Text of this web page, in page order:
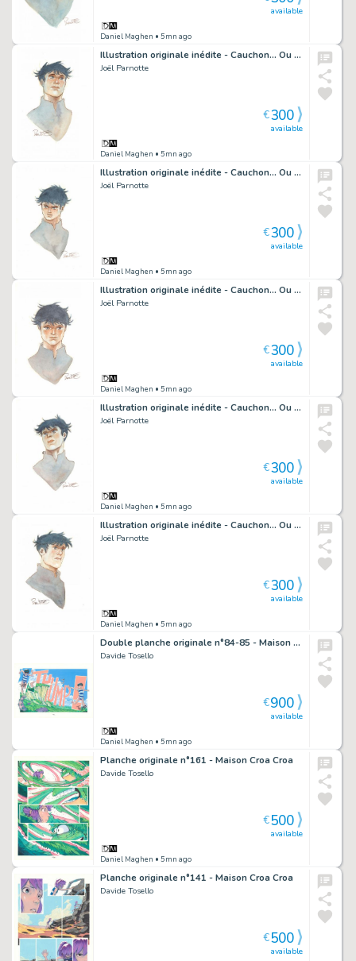
Daniel Maghen • 5mn ago
available
Illustration originale inédite - Cauchon... Ou l'homme qui tua Jeanne d'Arc
Joël Parnotte
Daniel Maghen • 5mn ago
available
€300
Illustration originale inédite - Cauchon... Ou l'homme qui tua Jeanne d'Arc
Joël Parnotte
Daniel Maghen • 5mn ago
available
€300
Illustration originale inédite - Cauchon... Ou l'homme qui tua Jeanne d'Arc
Joël Parnotte
Daniel Maghen • 5mn ago
available
€300
Illustration originale inédite - Cauchon... Ou l'homme qui tua Jeanne d'Arc
Joël Parnotte
Daniel Maghen • 5mn ago
available
€300
Illustration originale inédite - Cauchon... Ou l'homme qui tua Jeanne d'Arc
Joël Parnotte
Daniel Maghen • 5mn ago
available
€300
Double planche originale n°84-85 - Maison Croa Croa
Davide Tosello
Daniel Maghen • 5mn ago
available
€900
Planche originale n°161 - Maison Croa Croa
Davide Tosello
Daniel Maghen • 5mn ago
available
€500
Planche originale n°141 - Maison Croa Croa
Davide Tosello
available
€500